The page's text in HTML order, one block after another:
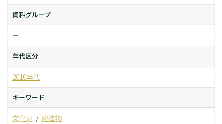
資料グループ
ー
年代区分
2010年代
キーワード
文化財 建造物